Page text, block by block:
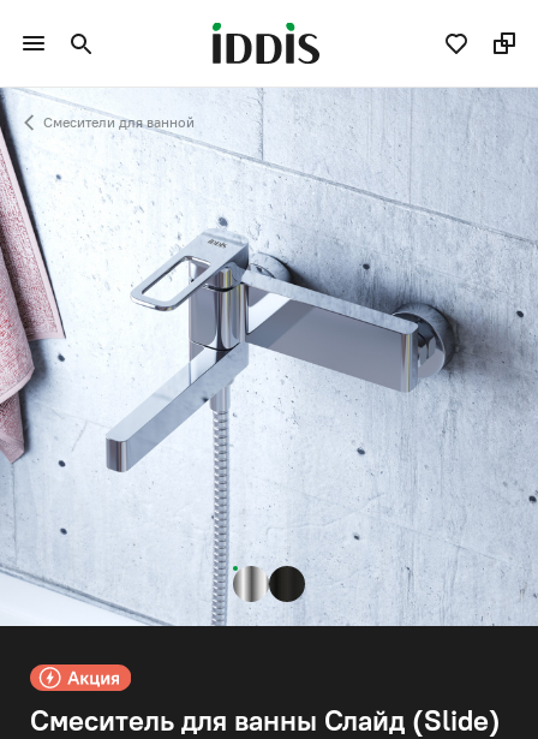
Смесители для ванной
Смеситель для ванны Слайд (Slide)